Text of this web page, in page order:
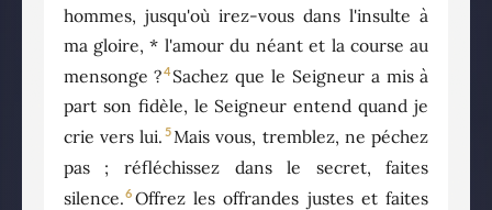
hommes, jusqu'où irez-vous dans l'insulte à
ma gloire, * l'amour du néant et la course au
mensonge ?4 Sachez que le Seigneur a mis à
part son fidèle, le Seigneur entend quand je
crie vers lui. 5Mais vous, tremblez, ne péchez
pas ; réfléchissez dans le secret, faites
silence.6 Offrez les offrandes justes et faites